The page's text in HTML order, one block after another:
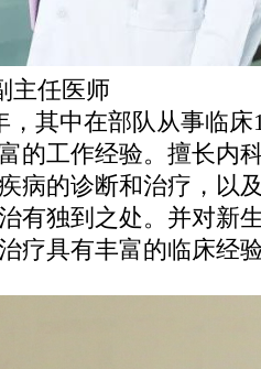
主任医师
，其中在部队从事临
的工作经验。擅长内
病的诊断和治疗，以
有独到之处。并对新
疗具有丰富的临床经